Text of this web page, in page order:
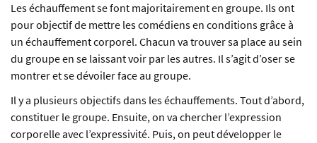
Les échauffement se font majoritairement en groupe. Ils ont
pour objectif de mettre les comédiens en conditions grâce à
un échauffement corporel. Chacun va trouver sa place au sein
du groupe en se laissant voir par les autres. Il s’agit d’oser se
montrer et se dévoiler face au groupe.
Il y a plusieurs objectifs dans les échauffements. Tout d’abord,
constituer le groupe. Ensuite, on va chercher l’expression
corporelle avec l’expressivité. Puis, on peut développer le